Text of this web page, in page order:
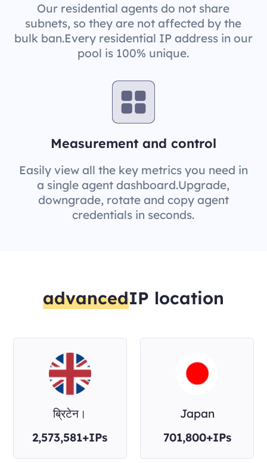
Our residential agents do not share
subnets, so they are not affected by the
bulk ban.Every residential IP address in our
pool is 100% unique.
Measurement and control
Easily view all the key metrics you need in
a single agent dashboard.Upgrade,
downgrade, rotate and copy agent
credentials in seconds.
advancedIP location
ब्रिटेन।
2,573,581+IPs
Japan
701,800+IPs